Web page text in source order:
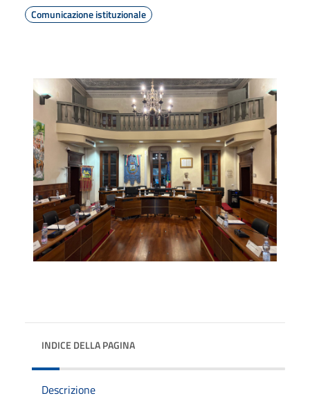
Comunicazione istituzionale
INDICE DELLA PAGINA
Descrizione